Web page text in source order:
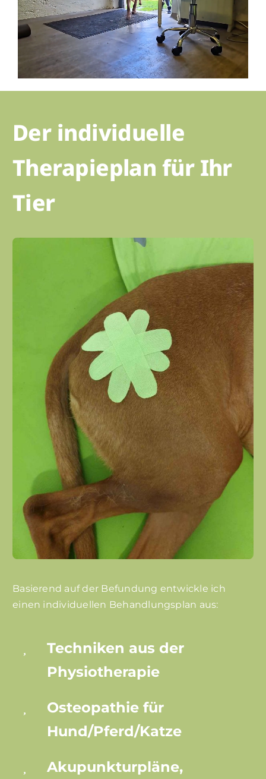
Der individuelle
Therapieplan für Ihr
Tier
Basierend auf der Befundung entwickle ich
einen individuellen Behandlungsplan aus:
Techniken aus der
Physiotherapie
Osteopathie für
Hund/Pferd/Katze
Akupunkturpläne,